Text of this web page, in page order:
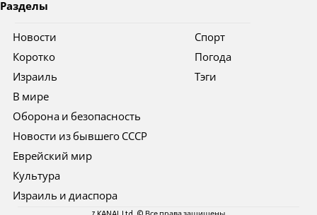
Разделы
Новости
Коротко
Израиль
В мире
Оборона и безопасность
Новости из бывшего СССР
Еврейский мир
Культура
Израиль и диаспора
Спорт
Погода
Тэги